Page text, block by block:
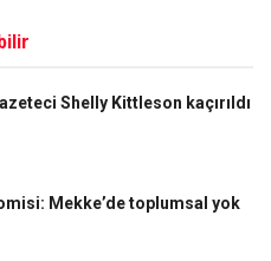
Shelly Kittleson kaçırıldı
Mekke’de toplumsal yok